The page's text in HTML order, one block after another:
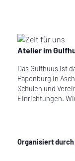
Atelier im
Das Gulfhuus ist
Papenburg in
Schulen und
Einrichtungen.
Organisiert durch